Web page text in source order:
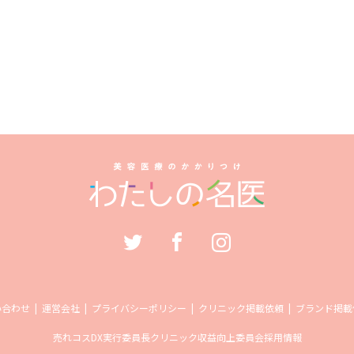
わせ 運営会社 プライバシーポリシー クリニック掲載依頼 ブランド掲
売れコスDX実行委員長クリニック収益向上委員会採用情報